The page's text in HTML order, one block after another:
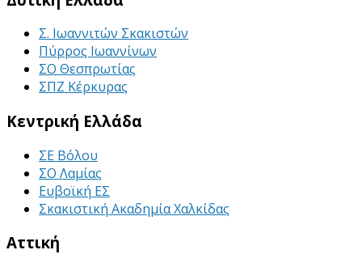
Σ. Ιωαννιτών Σκακιστών
Πύρρος Ιωαννίνων
ΣΟ Θεσπρωτίας
ΣΠΖ Κέρκυρας
Κεντρική Ελλάδα
ΣΕ Βόλου
ΣΟ Λαμίας
Ευβοϊκή ΕΣ
Σκακιστική Ακαδημία Χαλκίδας
Αττική